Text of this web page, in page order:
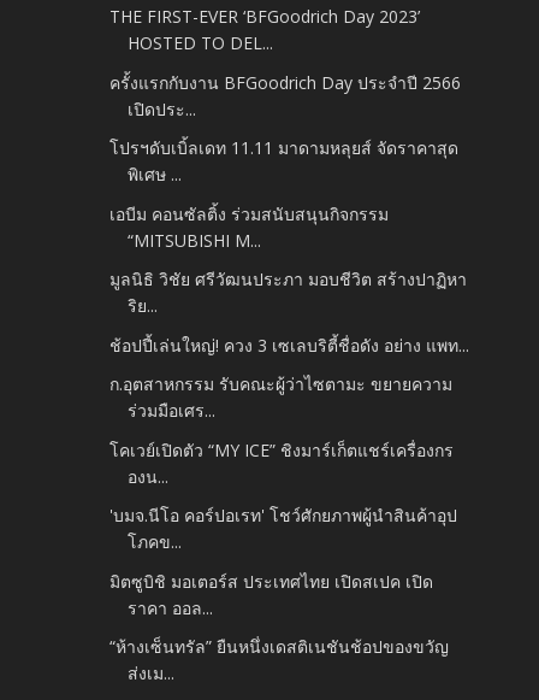
THE FIRST-EVER ‘BFGoodrich Day 2023’
HOSTED TO DEL...
ครั้งแรกกับงาน BFGoodrich Day ประจำปี 2566
เปิดประ...
โปรฯดับเบิ้ลเดท 11.11 มาดามหลุยส์ จัดราคาสุด
พิเศษ ...
เอบีม คอนซัลติ้ง ร่วมสนับสนุนกิจกรรม
“MITSUBISHI M...
มูลนิธิ วิชัย ศรีวัฒนประภา มอบชีวิต สร้างปาฏิหา
ริย...
ช้อปปี้เล่นใหญ่! ควง 3 เซเลบริตี้ชื่อดัง อย่าง แพท...
ก.อุตสาหกรรม รับคณะผู้ว่าไซตามะ ขยายความ
ร่วมมือเศร...
โคเวย์เปิดตัว “MY ICE” ชิงมาร์เก็ตแชร์เครื่องกร
องน...
'บมจ.นีโอ คอร์ปอเรท' โชว์ศักยภาพผู้นำสินค้าอุป
โภคข...
มิตซูบิชิ มอเตอร์ส ประเทศไทย เปิดสเปค เปิด
ราคา ออล...
“ห้างเซ็นทรัล” ยืนหนึ่งเดสติเนชันช้อปของขวัญ
ส่งเม...